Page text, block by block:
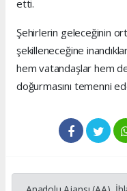
etti.
Şehirlerin geleceğinin
şekilleneceğine
hem vatandaşlar hem
doğurmasını temenni